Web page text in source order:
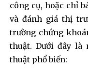
công cụ, hoặc chỉ
và đánh giá thị
trường chứng
thuật. Dưới đây
thuật phổ biến: